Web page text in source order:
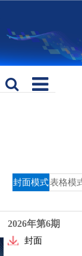
封面模式表格模
2026年第6期
封面